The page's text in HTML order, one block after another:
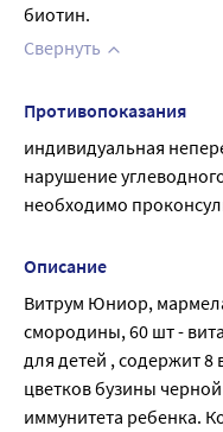
биотин.
Свернуть
Противопоказания
индивидуальная
нарушение
необходимо
Описание
Витрум Юниор,
смородины, 60 шт -
для детей , содержит 8
цветков бузины
иммунитета ребенка.